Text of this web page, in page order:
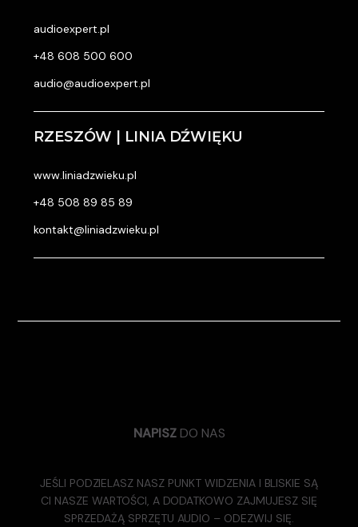
audioexpert.pl
+48 608 500 600
audio@audioexpert.pl
RZESZÓW | LINIA DŹWIĘKU
www.liniadzwieku.pl
+48 508 89 85 89
kontakt@liniadzwieku.pl
NAPISZ DO NAS
JEŚLI PODZIELASZ NASZ PUNKT WIDZENIA I BLISKIE SĄ
CI NASZE WARTOŚCI, A DODATKOWO ZAJMUJESZ SIĘ
SPRZEDAŻĄ SPRZĘTU AUDIO – ODEZWIJ SIĘ.